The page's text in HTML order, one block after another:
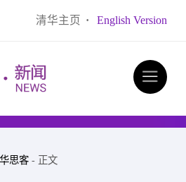
清华主页 · English Version
思客 - 正文